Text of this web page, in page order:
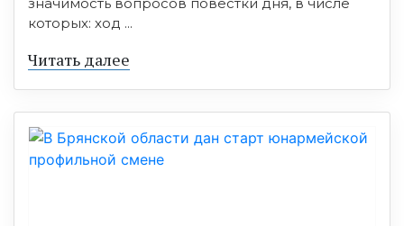
которых: ход ...
Читать далее